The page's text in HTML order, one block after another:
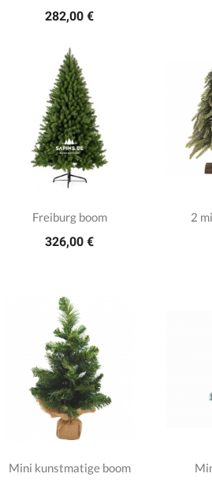
282,00 €
Freiburg boom
326,00 €
2
Mini kunstmatige boom